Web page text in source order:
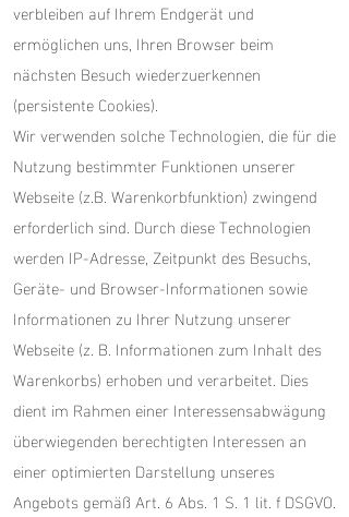
verbleiben auf Ihrem Endgerät und
ermöglichen uns, Ihren Browser beim
nächsten Besuch wiederzuerkennen
(persistente Cookies).
Wir verwenden solche Technologien, die für die
Nutzung bestimmter Funktionen unserer
Webseite (z.B. Warenkorbfunktion) zwingend
erforderlich sind. Durch diese Technologien
werden IP-Adresse, Zeitpunkt des Besuchs,
Geräte- und Browser-Informationen sowie
Informationen zu Ihrer Nutzung unserer
Webseite (z. B. Informationen zum Inhalt des
Warenkorbs) erhoben und verarbeitet. Dies
dient im Rahmen einer Interessensabwägung
überwiegenden berechtigten Interessen an
einer optimierten Darstellung unseres
Angebots gemäß Art. 6 Abs. 1 S. 1 lit. f DSGVO.